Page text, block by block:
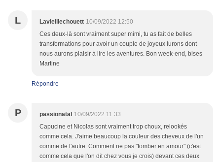
L Lavieillechouett 10/09/2022 12:50
Ces deux-là sont vraiment super mimi, tu as fait de belles
transformations pour avoir un couple de joyeux lurons dont
nous aurons plaisir à lire les aventures. Bon week-end, bises
Martine
Répondre
P passionatal 10/09/2022 11:33
Capucine et Nicolas sont vraiment trop choux, relookés
comme cela. J'aime beaucoup la couleur des cheveux de l'un
comme de l'autre. Comment ne pas "tomber en amour" (c'est
comme cela que l'on dit chez vous je crois) devant ces deux